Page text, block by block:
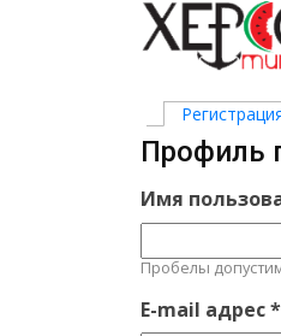
Главные
Профиль
Имя
Пробелы
E-mail адрес*